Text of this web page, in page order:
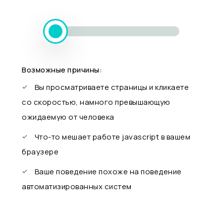
Возможные причины:
Вы просматриваете страницы и кликаете
со скоростью, намного превышающую
ожидаемую от человека
Что-то мешает работе javascript в вашем
браузере
Ваше поведение похоже на поведение
автоматизированных систем